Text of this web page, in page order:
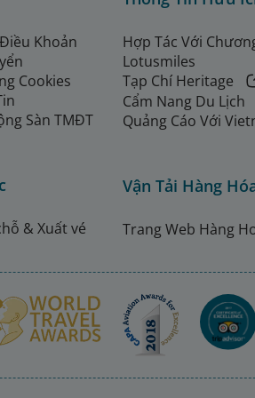
Khoản
Cookies
Sàn TMĐT
& Xuất vé
Hợp Tác Với
Lotusmiles
Tạp Chí Heritage
Cẩm Nang Du Lịch
Quảng Cáo Với
Vận Tải Hàng
Trang Web Hàng